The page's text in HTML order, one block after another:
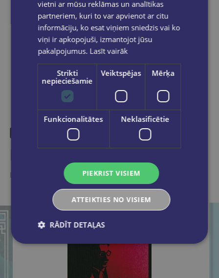
Dalies sociālajos tīklos:
Līdzīgas preces
Ieskaties, varbūt noder
vietni ar mūsu reklāmas un analītikas
partneriem, kuri to var apvienot ar citu
informāciju, ko esat viņiem sniedzis vai ko
viņi ir apkopojuši, izmantojot jūsu
pakalpojumus. Lasīt vairāk
Strikti
nepieciešamie
Veiktspējas Mērķa
Funkcionalitātes Neklasificētie
PIEKRIST VISIEM
ATTEIKTIES NO VISIEM
RĀDĪT DETAĻAS